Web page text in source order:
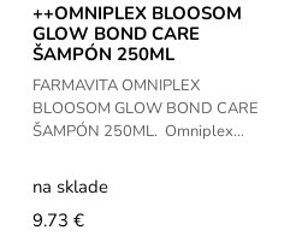
++OMNIPLEX BLOOSOM
GLOW BOND CARE
ŠAMPÓN 250ML
FARMAVITA OMNIPLEX
BLOOSOM GLOW BOND CARE
ŠAMPÓN 250ML. Omniplex
ŠAMPÓN A MASKA BOND CARE
SHAMPOO s Omniplex Tech a
rastlinným
na sklade
9.73 €